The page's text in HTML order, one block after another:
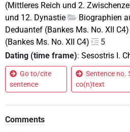
(Mittleres Reich und 2.
und 12. Dynastie
Biographien
Deduantef (Bankes Ms. No. XII C4)
(Bankes Ms. No. XII C4)
5
Dating (time frame): Sesostris I.
Go to/cite
sentence
Sentence no.
co(n)text
Comments